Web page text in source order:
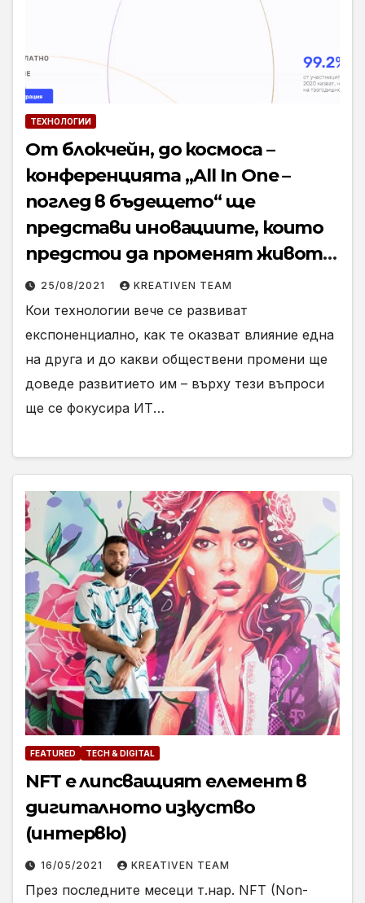
ТЕХНОЛОГИИ
От блокчейн, до космоса –
конференцията „All In One –
поглед в бъдещето“ ще
представи иновациите, които
предстои да променят живота
ни25/08/2021 KREATIVEN TEAM
Кои технологии вече се развиват
експоненциално, как те оказват влияние една
на друга и до какви обществени промени ще
доведе развитието им – върху тези въпроси
ще се фокусира ИТ…
FEATURED TECH & DIGITAL
NFT e липсващият елемент в
дигиталното изкуство
(интервю)
16/05/2021 KREATIVEN TEAM
През последните месеци т.нар. NFT (Non-